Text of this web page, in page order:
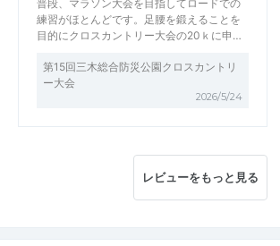
普段、マラソン大会を目指してロードでの
練習がほとんどです。足腰を鍛えることを
目的にクロスカントリー大会の20ｋに申…
第15回三木総合防災公園クロスカントリ
ー大会
2026/5/24
レビューをもっと見る